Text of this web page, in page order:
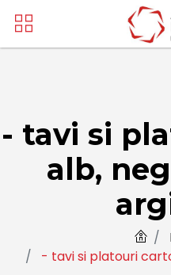
- tavi si
alb,
- tavi si platouri